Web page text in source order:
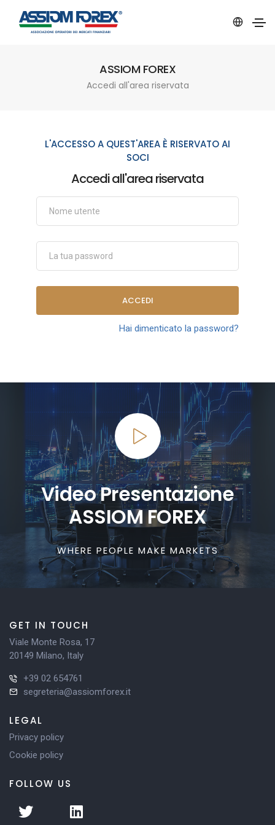
ASSIOM FOREX
Accedi all'area riservata
L'ACCESSO A QUEST'AREA È RISERVATO AI
SOCI
Accedi all'area riservata
ACCEDI
Hai dimenticato la password?
Video Presentazione
ASSIOM FOREX
WHERE PEOPLE MAKE MARKETS
GET IN TOUCH
Viale Monte Rosa, 17
20149 Milano, Italy
+39 02 654761
segreteria@assiomforex.it
LEGAL
Privacy policy
Cookie policy
FOLLOW US